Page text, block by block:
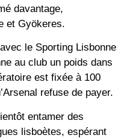
davantage,
et Gyökeres.
le Sporting Lisbonne
au club un poids dans
est fixée à 100
refuse de payer.
entamer des
lisboètes, espérant